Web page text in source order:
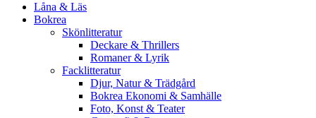
Låna & Läs
Bokrea
Skönlitteratur
Deckare & Thrillers
Romaner & Lyrik
Facklitteratur
Djur, Natur & Trädgård
Bokrea Ekonomi & Samhälle
Foto, Konst & Teater